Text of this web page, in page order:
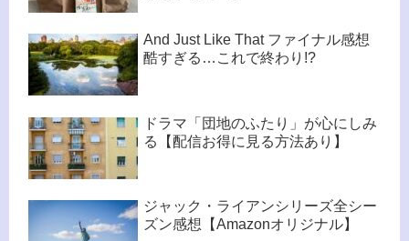
And Just Like That ファイナル感想
酷すぎる…これで終わり!?
ドラマ「団地のふたり」が心にしみ
る【配信お得に見る方法あり】
ジャック・ライアンシリーズ全シー
ズン感想【Amazonオリジナル】